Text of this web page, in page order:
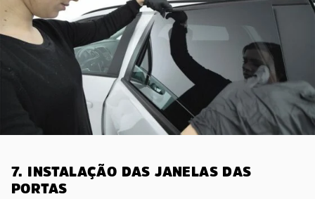
7. INSTALAÇÃO DAS JANELAS DAS
PORTAS